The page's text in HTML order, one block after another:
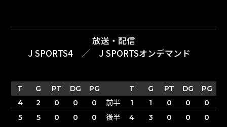
放送・配信
J SPORTS4
／ J SPORTSオンデマンド
T G PT DG PG T G PT DG
PG
4
2 0 0 0 前半 1 1 0 0
0
5
5 0 0 0 後半 4 3 0 0 0